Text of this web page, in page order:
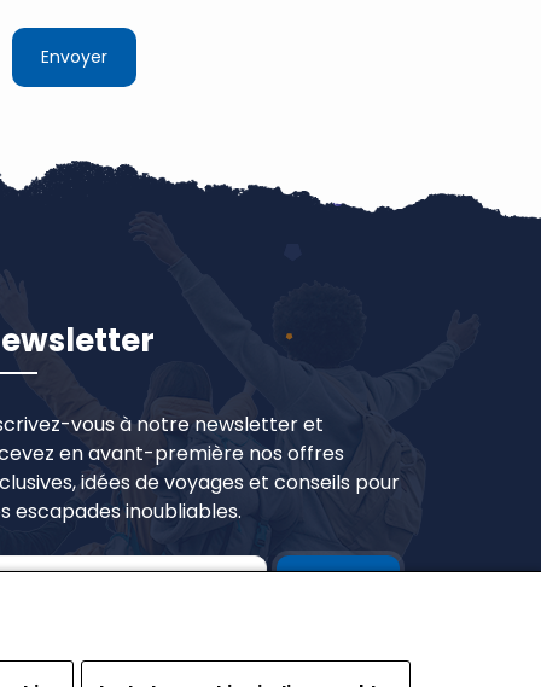
vous à notre newsletter et
en avant-première nos offres
idées de voyages et conseils pour
escapades inoubliables.